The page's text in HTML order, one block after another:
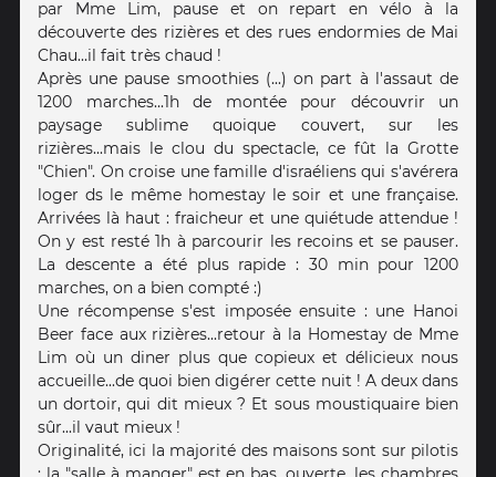
par Mme Lim, pause et on repart en vélo à la
découverte des rizières et des rues endormies de Mai
Chau...il fait très chaud !
Après une pause smoothies (...) on part à l'assaut de
1200 marches...1h de montée pour découvrir un
paysage sublime quoique couvert, sur les
rizières...mais le clou du spectacle, ce fût la Grotte
"Chien". On croise une famille d'israéliens qui s'avérera
loger ds le même homestay le soir et une française.
Arrivées là haut : fraicheur et une quiétude attendue !
On y est resté 1h à parcourir les recoins et se pauser.
La descente a été plus rapide : 30 min pour 1200
marches, on a bien compté :)
Une récompense s'est imposée ensuite : une Hanoi
Beer face aux rizières...retour à la Homestay de Mme
Lim où un diner plus que copieux et délicieux nous
accueille...de quoi bien digérer cette nuit ! A deux dans
un dortoir, qui dit mieux ? Et sous moustiquaire bien
sûr...il vaut mieux !
Originalité, ici la majorité des maisons sont sur pilotis